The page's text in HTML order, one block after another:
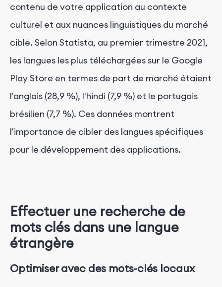
contenu de votre application au contexte
culturel et aux nuances linguistiques du marché
cible. Selon Statista, au premier trimestre 2021,
les langues les plus téléchargées sur le Google
Play Store en termes de part de marché étaient
l'anglais (28,9 %), l'hindi (7,9 %) et le portugais
brésilien (7,7 %). Ces données montrent
l'importance de cibler des langues spécifiques
pour le développement des applications.
Effectuer une recherche de
mots clés dans une langue
étrangère
Optimiser avec des mots-clés locaux